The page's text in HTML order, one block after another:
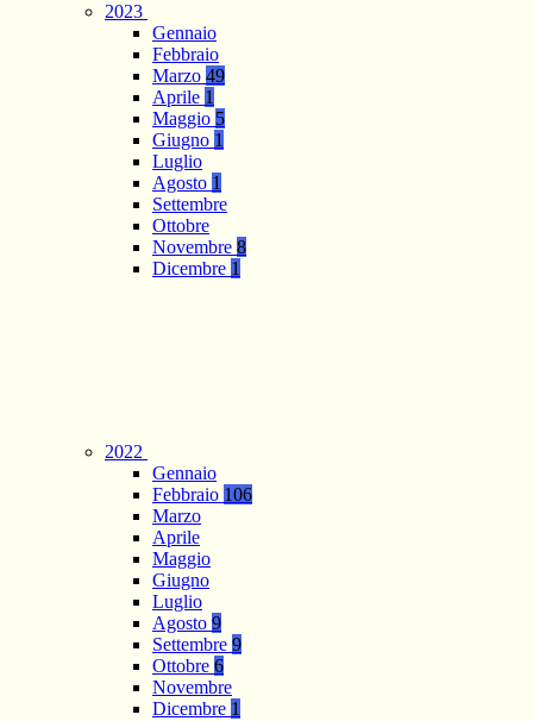
2023
Gennaio
Febbraio
Marzo 49
Aprile 1
Maggio 5
Giugno 1
Luglio
Agosto 1
Settembre
Ottobre
Novembre 8
Dicembre 1
2022
Gennaio
Febbraio 106
Marzo
Aprile
Maggio
Giugno
Luglio
Agosto 9
Settembre 9
Ottobre 6
Novembre
Dicembre 1